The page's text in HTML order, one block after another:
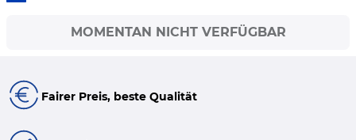
MOMENTAN NICHT VERFÜGBAR
Fairer Preis, beste Qualität